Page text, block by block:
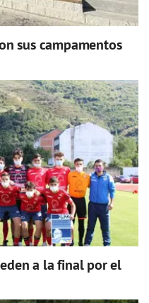
sus campamentos
a la final por el